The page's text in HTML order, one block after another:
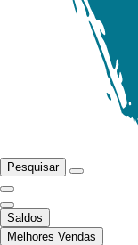
Pesquisar
Saldos
Melhores Vendas